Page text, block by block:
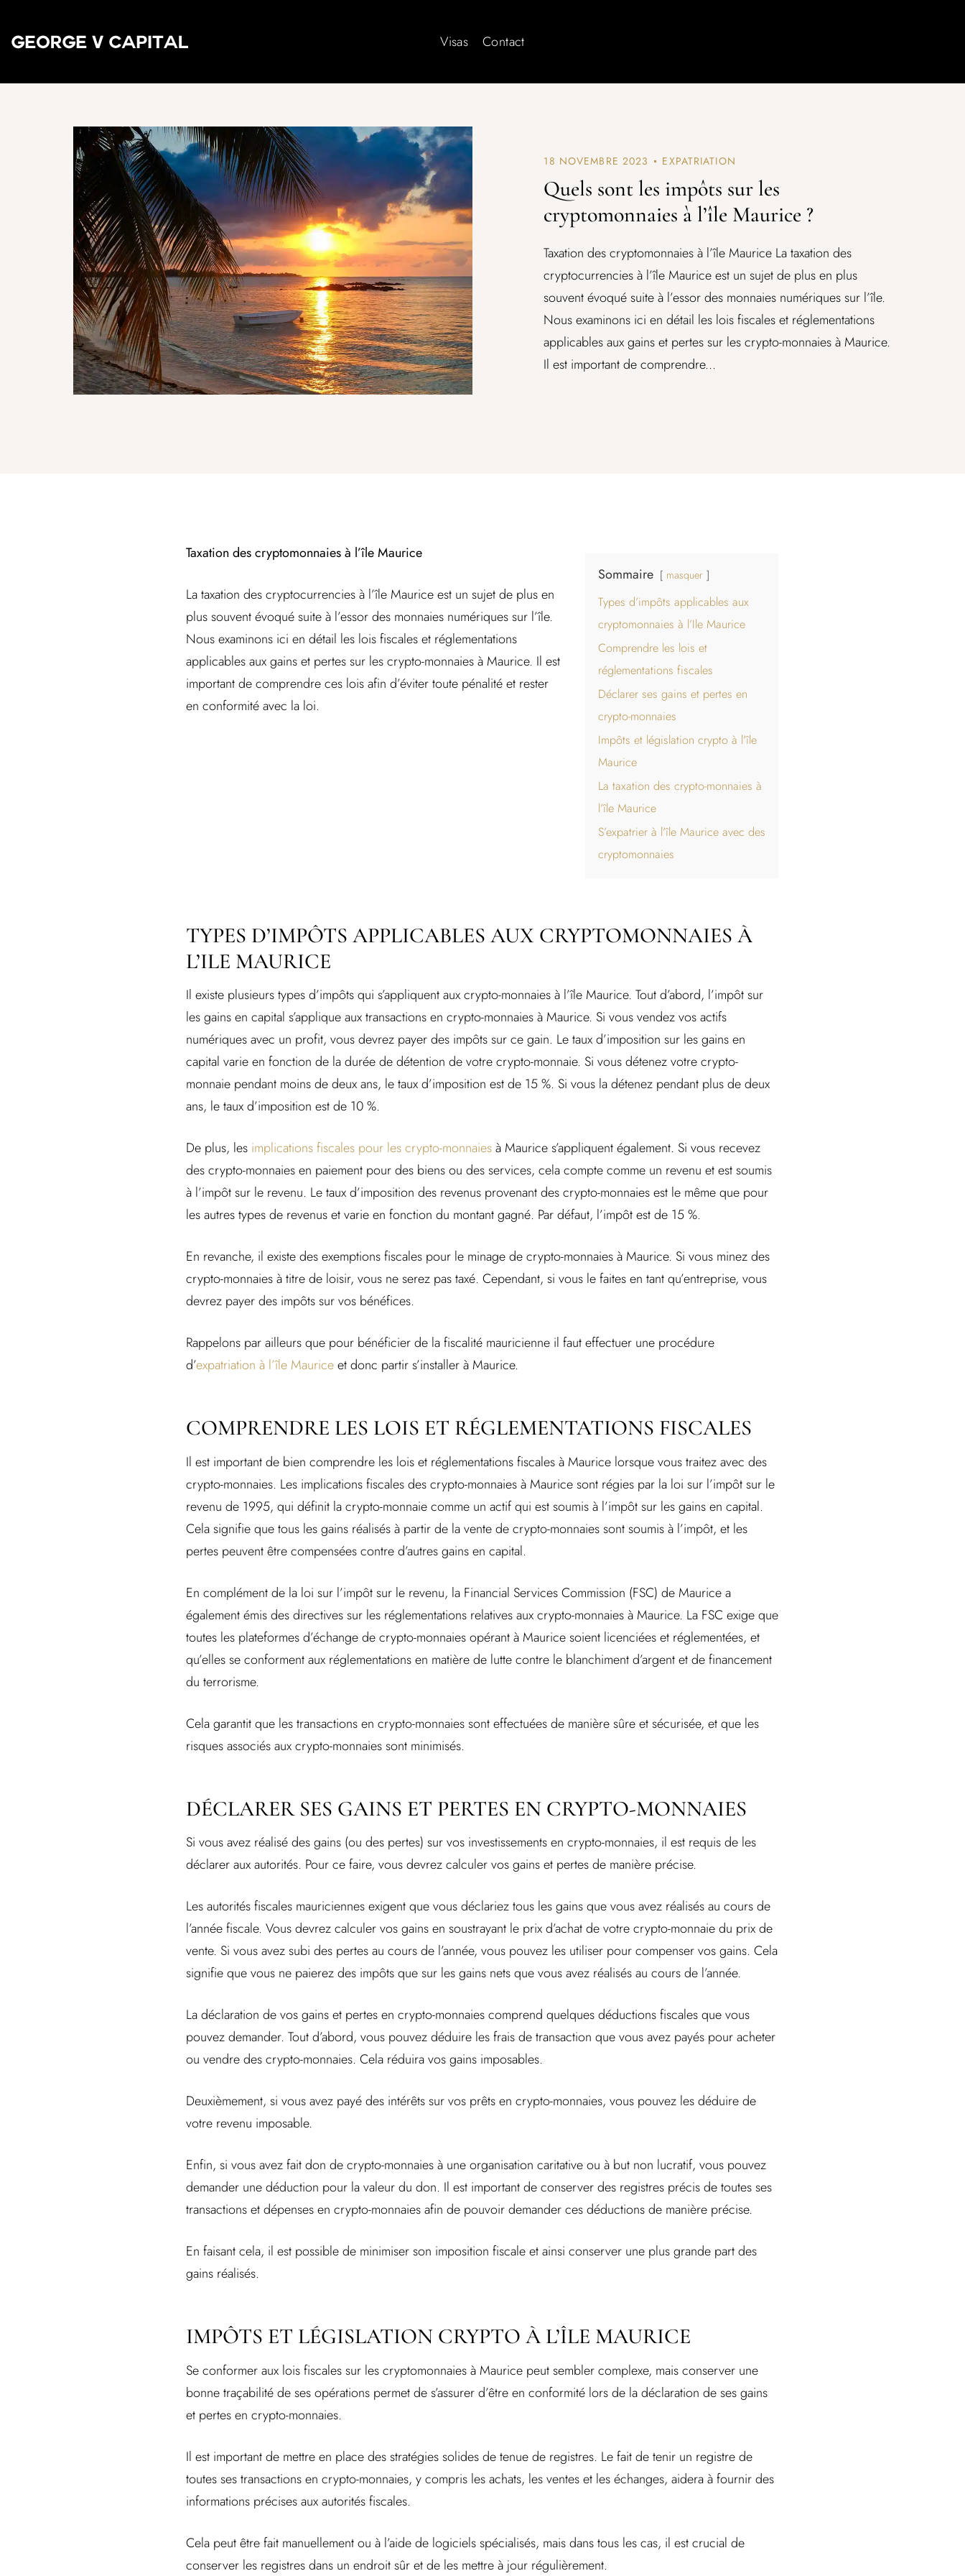
Visas Contact
18 NOVEMBRE 2023 EXPATRIATION
Quels sont les impôts sur les
cryptomonnaies à l’île Maurice ?
Taxation des cryptomonnaies à l’île Maurice La taxation des
cryptocurrencies à l’île Maurice est un sujet de plus en plus
souvent évoqué suite à l’essor des monnaies numériques sur l’île.
Nous examinons ici en détail les lois fiscales et réglementations
applicables aux gains et pertes sur les crypto-monnaies à Maurice.
Il est important de comprendre...
Taxation des cryptomonnaies à l’île Maurice
La taxation des cryptocurrencies à l’île Maurice est un sujet de plus en
plus souvent évoqué suite à l’essor des monnaies numériques sur l’île.
Nous examinons ici en détail les lois fiscales et réglementations
applicables aux gains et pertes sur les crypto-monnaies à Maurice. Il est
important de comprendre ces lois afin d’éviter toute pénalité et rester
en conformité avec la loi.
Sommaire masquer
Types d’impôts applicables aux
cryptomonnaies à l’Ile Maurice
Comprendre les lois et
réglementations fiscales
Déclarer ses gains et pertes en
crypto-monnaies
Impôts et législation crypto à l’île
Maurice
La taxation des crypto-monnaies à
l’île Maurice
S’expatrier à l’île Maurice avec des
cryptomonnaies
TYPES D’IMPÔTS APPLICABLES AUX CRYPTOMONNAIES À
L’ILE MAURICE
Il existe plusieurs types d’impôts qui s’appliquent aux crypto-monnaies à l’île Maurice. Tout d’abord, l’impôt sur
les gains en capital s’applique aux transactions en crypto-monnaies à Maurice. Si vous vendez vos actifs
numériques avec un profit, vous devrez payer des impôts sur ce gain. Le taux d’imposition sur les gains en
capital varie en fonction de la durée de détention de votre crypto-monnaie. Si vous détenez votre crypto-
monnaie pendant moins de deux ans, le taux d’imposition est de 15 %. Si vous la détenez pendant plus de deux
ans, le taux d’imposition est de 10 %.
De plus, les implications fiscales pour les crypto-monnaiesà Maurice s’appliquent également. Si vous recevez
des crypto-monnaies en paiement pour des biens ou des services, cela compte comme un revenu et est soumis
à l’impôt sur le revenu. Le taux d’imposition des revenus provenant des crypto-monnaies est le même que pour
les autres types de revenus et varie en fonction du montant gagné. Par défaut, l’impôt est de 15 %.
En revanche, il existe des exemptions fiscales pour le minage de crypto-monnaies à Maurice. Si vous minez des
crypto-monnaies à titre de loisir, vous ne serez pas taxé. Cependant, si vous le faites en tant qu’entreprise, vous
devrez payer des impôts sur vos bénéfices.
Rappelons par ailleurs que pour bénéficier de la fiscalité mauricienne il faut effectuer une procédure
d’expatriation à l’île Mauriceet donc partir s’installer à Maurice.
COMPRENDRE LES LOIS ET RÉGLEMENTATIONS FISCALES
Il est important de bien comprendre les lois et réglementations fiscales à Maurice lorsque vous traitez avec des
crypto-monnaies. Les implications fiscales des crypto-monnaies à Maurice sont régies par la loi sur l’impôt sur le
revenu de 1995, qui définit la crypto-monnaie comme un actif qui est soumis à l’impôt sur les gains en capital.
Cela signifie que tous les gains réalisés à partir de la vente de crypto-monnaies sont soumis à l’impôt, et les
pertes peuvent être compensées contre d’autres gains en capital.
En complément de la loi sur l’impôt sur le revenu, la Financial Services Commission (FSC) de Maurice a
également émis des directives sur les réglementations relatives aux crypto-monnaies à Maurice. La FSC exige que
toutes les plateformes d’échange de crypto-monnaies opérant à Maurice soient licenciées et réglementées, et
qu’elles se conforment aux réglementations en matière de lutte contre le blanchiment d’argent et de financement
du terrorisme.
Cela garantit que les transactions en crypto-monnaies sont effectuées de manière sûre et sécurisée, et que les
risques associés aux crypto-monnaies sont minimisés.
DÉCLARER SES GAINS ET PERTES EN CRYPTO-MONNAIES
Si vous avez réalisé des gains (ou des pertes) sur vos investissements en crypto-monnaies, il est requis de les
déclarer aux autorités. Pour ce faire, vous devrez calculer vos gains et pertes de manière précise.
Les autorités fiscales mauriciennes exigent que vous déclariez tous les gains que vous avez réalisés au cours de
l’année fiscale. Vous devrez calculer vos gains en soustrayant le prix d’achat de votre crypto-monnaie du prix de
vente. Si vous avez subi des pertes au cours de l’année, vous pouvez les utiliser pour compenser vos gains. Cela
signifie que vous ne paierez des impôts que sur les gains nets que vous avez réalisés au cours de l’année.
La déclaration de vos gains et pertes en crypto-monnaies comprend quelques déductions fiscales que vous
pouvez demander. Tout d’abord, vous pouvez déduire les frais de transaction que vous avez payés pour acheter
ou vendre des crypto-monnaies. Cela réduira vos gains imposables.
Deuxièmement, si vous avez payé des intérêts sur vos prêts en crypto-monnaies, vous pouvez les déduire de
votre revenu imposable.
Enfin, si vous avez fait don de crypto-monnaies à une organisation caritative ou à but non lucratif, vous pouvez
demander une déduction pour la valeur du don. Il est important de conserver des registres précis de toutes ses
transactions et dépenses en crypto-monnaies afin de pouvoir demander ces déductions de manière précise.
En faisant cela, il est possible de minimiser son imposition fiscale et ainsi conserver une plus grande part des
gains réalisés.
IMPÔTS ET LÉGISLATION CRYPTO À L’ÎLE MAURICE
Se conformer aux lois fiscales sur les cryptomonnaies à Maurice peut sembler complexe, mais conserver une
bonne traçabilité de ses opérations permet de s’assurer d’être en conformité lors de la déclaration de ses gains
et pertes en crypto-monnaies.
Il est important de mettre en place des stratégies solides de tenue de registres. Le fait de tenir un registre de
toutes ses transactions en crypto-monnaies, y compris les achats, les ventes et les échanges, aidera à fournir des
informations précises aux autorités fiscales.
Cela peut être fait manuellement ou à l’aide de logiciels spécialisés, mais dans tous les cas, il est crucial de
conserver les registres dans un endroit sûr et de les mettre à jour régulièrement.